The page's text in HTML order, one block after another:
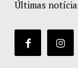
Últimas